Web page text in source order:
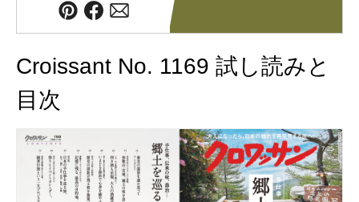
Croissant No. 1169 試し読みと
目次